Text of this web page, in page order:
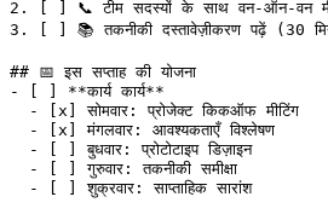
2.
[ ] 📞 टीम सदस्यों के साथ वन-ऑन-वन
3.
[ ] 📚 तकनीकी दस्तावेज़ीकरण पढ़ें (30
## 📅 इस सप्ताह की योजना
-
**कार्य कार्य**
  -
x ] सोमवार: प्रोजेक्ट किकऑफ मीटिंग
  -
x ] मंगलवार: आवश्यकताएँ विश्लेषण
  -
[ ] बुधवार: प्रोटोटाइप डिज़ाइन
  -
[ ] गुरुवार: तकनीकी समीक्षा
  -
[ ] शुक्रवार: साप्ताहिक सारांश